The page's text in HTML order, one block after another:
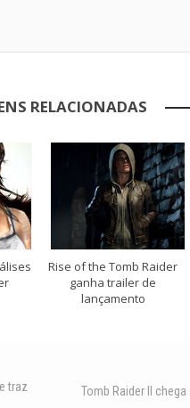
RELACIONADAS
Rise of the Tomb Raider
ganha trailer de
lançamento
traz
Tomb Raider II